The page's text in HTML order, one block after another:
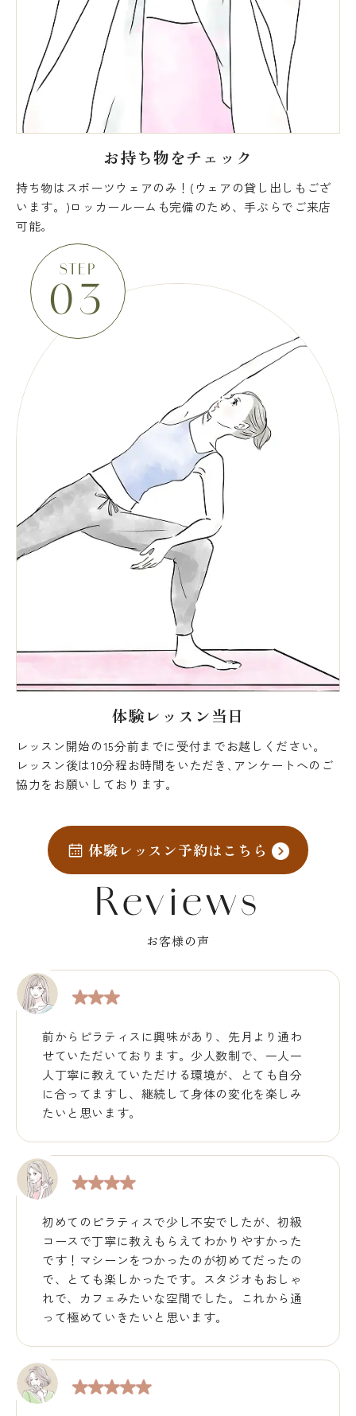
お持ち物をチェック
持ち物はスポーツウェアのみ！(ウェアの貸し出しもござ
います。)ロッカールームも完備のため、手ぶらでご来店
可能。
STEP
体験レッスン当日
レッスン開始の15分前までに受付までお越しください。
レッスン後は10分程お時間をいただき､アンケートへのご
協力をお願いしております。
体験レッスン予約はこちら
Reviews
お客様の声
前からピラティスに興味があり、先月より通わ
せていただいております。少人数制で、一人一
人丁寧に教えていただける環境が、とても自分
に合ってますし、継続して身体の変化を楽しみ
たいと思います。
初めてのピラティスで少し不安でしたが、初級
コースで丁寧に教えもらえてわかりやすかった
です！マシーンをつかったのが初めてだったの
で、とても楽しかったです。スタジオもおしゃ
れで、カフェみたいな空間でした。これから通
って極めていきたいと思います。